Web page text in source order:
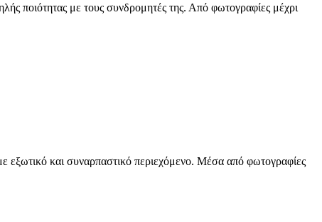
ποιότητας με τους συνδρομητές της. Από φωτογραφίες μέχρι
εξωτικό και συναρπαστικό περιεχόμενο. Μέσα από φωτογραφίες